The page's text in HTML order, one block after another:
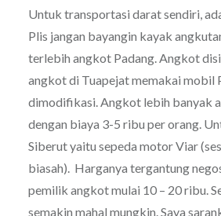
Untuk transportasi darat sendiri,
Plis jangan bayangin kayak
terlebih angkot Padang. Angkot
angkot di Tuapejat memakai mobil
dimodifikasi. Angkot lebih banyak
dengan biaya 3-5 ribu per orang.
Siberut yaitu sepeda motor Viar
biasah). Harganya tergantung
pemilik angkot mulai 10 – 20 ribu.
semakin mahal mungkin. Saya